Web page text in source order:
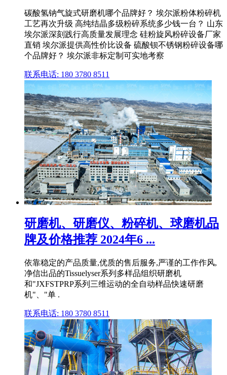
碳酸氢钠气旋式研磨机哪个品牌好？ 埃尔派粉体粉碎机
工艺再次升级 高纯结晶多级粉碎系统多少钱一台？ 山东
埃尔派深刻践行高质量发展理念 硅粉旋风粉碎设备厂家
直销 埃尔派提供高性价比设备 硫酸钡不锈钢粉碎设备哪
个品牌好？ 埃尔派非标定制可实地考察
联系电话: 180 3780 8511
研磨机、研磨仪、粉碎机、球磨机品
牌及价格推荐 2024年6 ...
依靠稳定的产品质量,优质的售后服务,严谨的工作作风,
净信出品的Tissuelyser系列多样品组织研磨机
和"JXFSTPRP系列三维运动的全自动样品快速研磨
机"、"单 .
联系电话: 180 3780 8511